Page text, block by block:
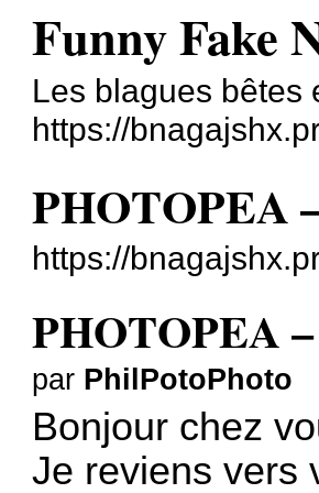
Funny Fake
Les blagues bêtes
https://
PHOTOPEA
https://
PHOTOPEA
par PhilPotoPhoto
Bonjour chez
Je reviens vers